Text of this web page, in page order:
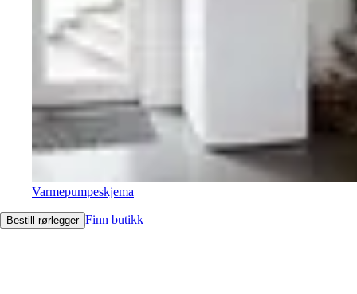
Varmepumpeskjema
Bestill rørlegger Finn butikk